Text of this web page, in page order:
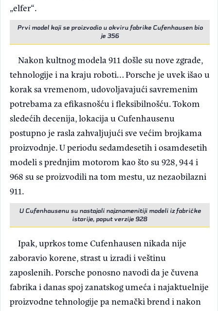
„elfer“.
Prvi model koji se proizvodio u okviru fabrike Cufenhausen bio
je 356
Nakon kultnog modela 911 došle su nove zgrade,
tehnologije i na kraju roboti… Porsche je uvek išao u
korak sa vremenom, udovoljavajući savremenim
potrebama za efikasnošću i fleksibilnošću. Tokom
sledećih decenija, lokacija u Cufenhausenu
postupno je rasla zahvaljujući sve većim brojkama
proizvodnje. U periodu sedamdesetih i osamdesetih
modeli s prednjim motorom kao što su 928, 944 i
968 su se proizvodili na tom mestu, uz nezaobilazni
911.
U Cufenhausenu su nastajali najznamenitiji modeli iz fabričke
istorije, poput verzije 928
Ipak, uprkos tome Cufenhausen nikada nije
zaboravio korene, strast u izradi i veštinu
zaposlenih. Porsche ponosno navodi da je čuvena
fabrika i danas spoj zanatskog umeća i najaktuelnije
proizvodne tehnologije pa nemački brend i nakon